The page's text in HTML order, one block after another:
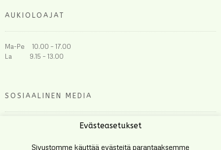
AUKIOLOAJAT
Ma-Pe 10.00 – 17.00
La 9.15 – 13.00
SOSIAALINEN MEDIA
Evästeasetukset
Sivustomme käyttää evästeitä parantaaksemme